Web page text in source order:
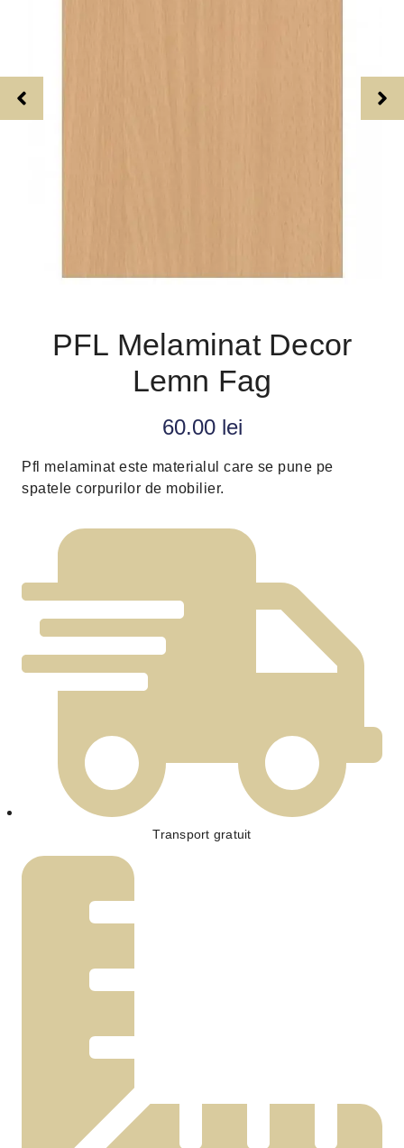
PFL Melaminat Decor
Lemn Fag
60.00 lei
Pfl melaminat este materialul care se pune pe
spatele corpurilor de mobilier.
Transport gratuit